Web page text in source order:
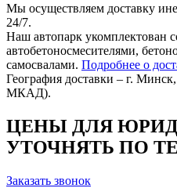
Мы осуществляем доставку
24/7.
Наш автопарк укомплектован
автобетоносмесителями,
самосвалами. Подробнее о
География доставки – г.
МКАД).
ЦЕНЫ ДЛЯ
УТОЧНЯТЬ ПО
Заказать звонок